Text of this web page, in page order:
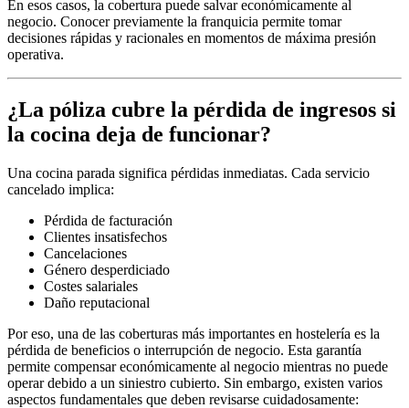
En esos casos, la cobertura puede salvar económicamente al
negocio. Conocer previamente la franquicia permite tomar
decisiones rápidas y racionales en momentos de máxima presión
operativa.
¿La póliza cubre la pérdida de ingresos si
la cocina deja de funcionar?
Una cocina parada significa pérdidas inmediatas. Cada servicio
cancelado implica:
Pérdida de facturación
Clientes insatisfechos
Cancelaciones
Género desperdiciado
Costes salariales
Daño reputacional
Por eso, una de las coberturas más importantes en hostelería es la
pérdida de beneficios o interrupción de negocio. Esta garantía
permite compensar económicamente al negocio mientras no puede
operar debido a un siniestro cubierto. Sin embargo, existen varios
aspectos fundamentales que deben revisarse cuidadosamente: